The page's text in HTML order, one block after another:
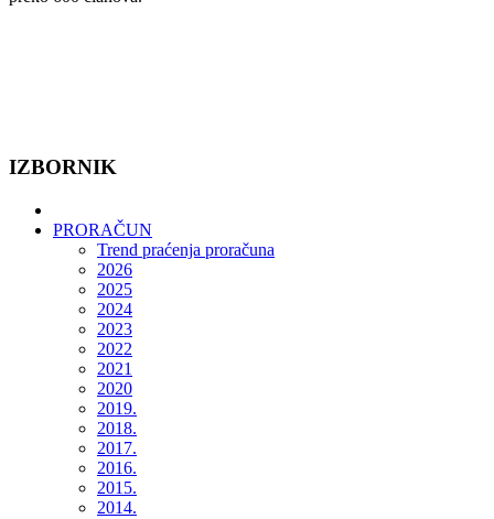
IZBORNIK
PRORAČUN
Trend praćenja proračuna
2026
2025
2024
2023
2022
2021
2020
2019.
2018.
2017.
2016.
2015.
2014.